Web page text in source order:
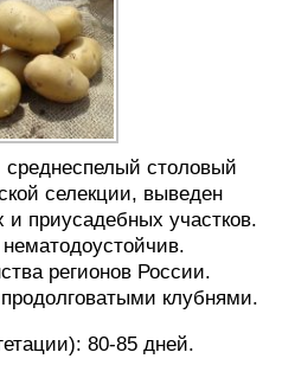
столовый
селекции, выведен
приусадебных участков.
регионов России.
клубнями.
80-85 дней.